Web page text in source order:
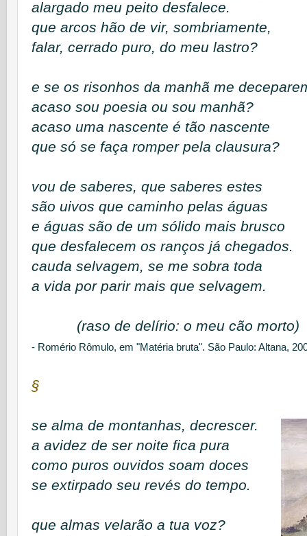
alargado meu peito desfalece.
que arcos hão de vir, sombriamente,
falar, cerrado puro, do meu lastro?
e se os risonhos da manhã me
acaso sou poesia ou sou manhã?
acaso uma nascente é tão nascente
que só se faça romper pela clausura?
vou de saberes, que saberes estes
são uivos que caminho pelas águas
e águas são de um sólido mais brusco
que desfalecem os ranços já chegados.
cauda selvagem, se me sobra toda
a vida por parir mais que selvagem.
(raso de delírio: o meu cão morto)
- Romério Rômulo, em "Matéria bruta". São Paulo: Altana,
§
se alma de montanhas, decrescer.
a avidez de ser noite fica pura
como puros ouvidos soam doces
se extirpado seu revés do tempo.
que almas velarão a tua voz?